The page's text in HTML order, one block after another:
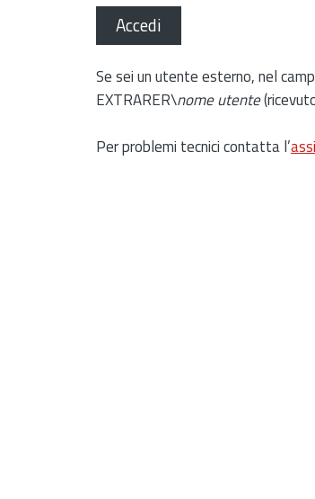
Accedi
Se sei un utente esterno, nel
EXTRARER\nome utente
Per problemi tecnici contatta l’